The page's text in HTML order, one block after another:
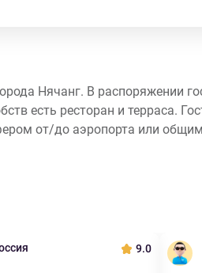
Нячанг. В распоряжении
есть ресторан и терраса.
от/до аэропорта или
9.0